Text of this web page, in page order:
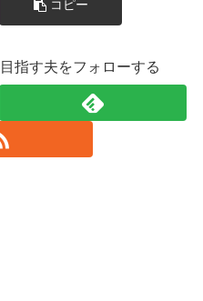
コピー
指す夫をフォローする